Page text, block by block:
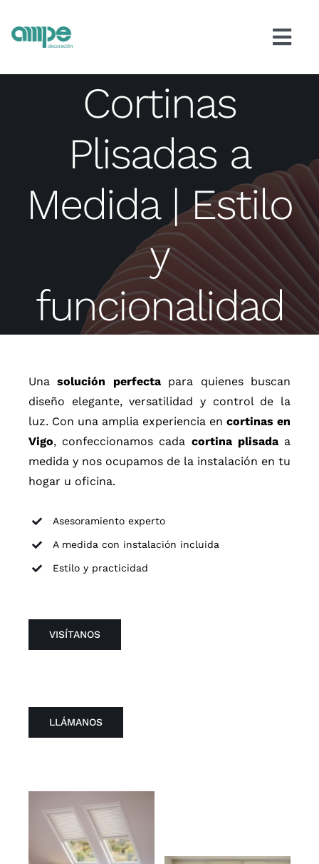
content
Paneles japoneses
Venecianas
Papel pintado
Mueble auxiliar
Textil
Cortinas
Plisadas a
Medida | Estilo
y
funcionalidad
Unasolución perfectapara quienes buscan
diseño elegante, versatilidad y control de la
luz. Con una amplia experiencia encortinas en
Vigo, confeccionamos cada cortina plisadaa
medida y nos ocupamos de la instalación en tu
hogar u oficina.
Asesoramiento experto
A medida con instalación incluida
Estilo y practicidad
VISÍTANOS
LLÁMANOS